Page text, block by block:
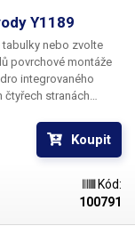
Y1189
tabulky nebo zvolte
povrchové montáže
integrovaného
čtyřech stranách
je určena pro
Koupit
Kód:
100791